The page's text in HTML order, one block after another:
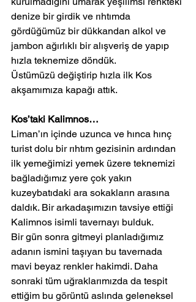
denize bir girdik ve rıhtımda
gördüğümüz bir dükkandan alkol ve
jambon ağırlıklı bir alışveriş de yapıp
hızla teknemize döndük.
Üstümüzü değiştirip hızla ilk Kos
akşamımıza kapağı attık.
Kos’taki Kalimnos…
Liman’ın içinde uzunca ve hınca hınç
turist dolu bir rıhtım gezisinin ardından
ilk yemeğimizi yemek üzere teknemizi
bağladığımız yere çok yakın
kuzeybatıdaki ara sokakların arasına
daldık. Bir arkadaşımızın tavsiye ettiği
Kalimnos isimli tavernayı bulduk.
Bir gün sonra gitmeyi planladığımız
adanın ismini taşıyan bu tavernada
mavi beyaz renkler hakimdi. Daha
sonraki tüm uğraklarımızda da tespit
ettiğim bu görüntü aslında geleneksel